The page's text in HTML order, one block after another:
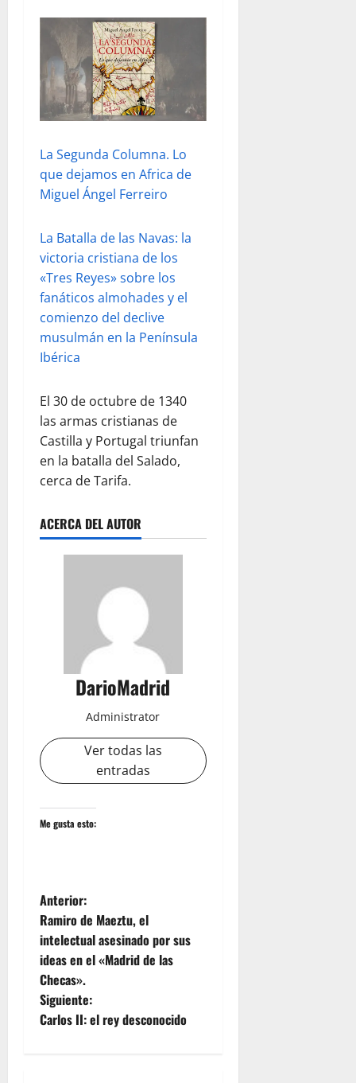
La Segunda Columna. Lo
que dejamos en Africa de
Miguel Ángel Ferreiro
La Batalla de las Navas: la
victoria cristiana de los
«Tres Reyes» sobre los
fanáticos almohades y el
comienzo del declive
musulmán en la Península
Ibérica
El 30 de octubre de 1340
las armas cristianas de
Castilla y Portugal triunfan
en la batalla del Salado,
cerca de Tarifa.
ACERCA DEL AUTOR
DarioMadrid
Administrator
Ver todas las
entradas
Me gusta esto:
N
a
v
e
Anterior:
Ramiro de Maeztu, el
intelectual asesinado por sus
ideas en el «Madrid de las
Checas».
Siguiente:
Carlos II: el rey desconocido